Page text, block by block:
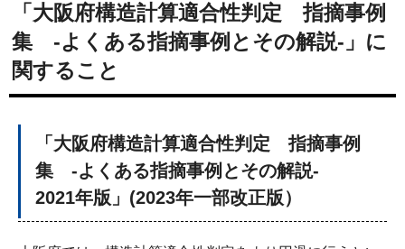
「大阪府構造計算適合性判定 指摘事例
集 -よくある指摘事例とその解説-」に
関すること
「大阪府構造計算適合性判定 指摘事例
集 -よくある指摘事例とその解説-
2021年版」(2023年一部改正版）